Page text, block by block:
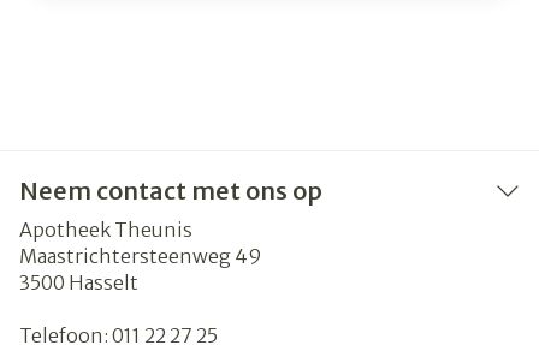
Neem contact met ons op
Apotheek Theunis
Maastrichtersteenweg 49
3500 Hasselt
Telefoon: 011 22 27 25